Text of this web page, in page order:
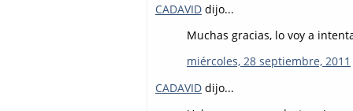
CADAVID dijo...
Muchas gracias, lo voy a
miércoles, 28 septiembre, 2011
CADAVID dijo...